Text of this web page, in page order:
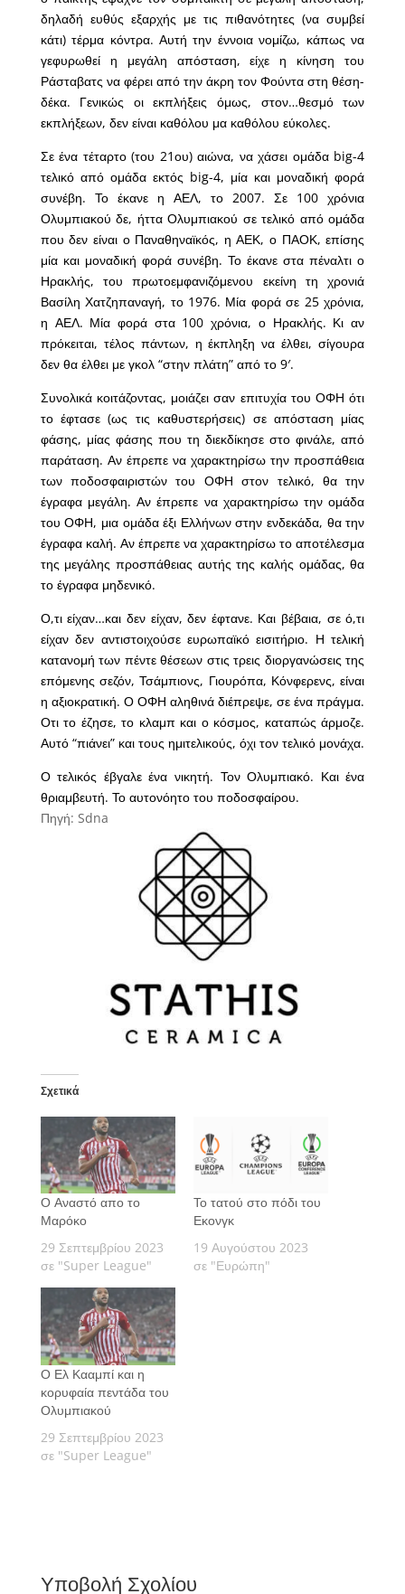
δηλαδή ευθύς εξαρχής με τις πιθανότητες (να συμβεί
κάτι) τέρμα κόντρα. Αυτή την έννοια νομίζω, κάπως να
γεφυρωθεί η μεγάλη απόσταση, είχε η κίνηση του
Ράσταβατς να φέρει από την άκρη τον Φούντα στη θέση-
δέκα. Γενικώς οι εκπλήξεις όμως, στον…θεσμό των
εκπλήξεων, δεν είναι καθόλου μα καθόλου εύκολες.
Σε ένα τέταρτο (του 21ου) αιώνα, να χάσει ομάδα big-4
τελικό από ομάδα εκτός big-4, μία και μοναδική φορά
συνέβη. Το έκανε η ΑΕΛ, το 2007. Σε 100 χρόνια
Ολυμπιακού δε, ήττα Ολυμπιακού σε τελικό από ομάδα
που δεν είναι ο Παναθηναϊκός, η ΑΕΚ, ο ΠΑΟΚ, επίσης
μία και μοναδική φορά συνέβη. Το έκανε στα πέναλτι ο
Ηρακλής, του πρωτοεμφανιζόμενου εκείνη τη χρονιά
Βασίλη Χατζηπαναγή, το 1976. Μία φορά σε 25 χρόνια,
η ΑΕΛ. Μία φορά στα 100 χρόνια, ο Ηρακλής. Κι αν
πρόκειται, τέλος πάντων, η έκπληξη να έλθει, σίγουρα
δεν θα έλθει με γκολ “στην πλάτη” από το 9′.
Συνολικά κοιτάζοντας, μοιάζει σαν επιτυχία του ΟΦΗ ότι
το έφτασε (ως τις καθυστερήσεις) σε απόσταση μίας
φάσης, μίας φάσης που τη διεκδίκησε στο φινάλε, από
παράταση. Αν έπρεπε να χαρακτηρίσω την προσπάθεια
των ποδοσφαιριστών του ΟΦΗ στον τελικό, θα την
έγραφα μεγάλη. Αν έπρεπε να χαρακτηρίσω την ομάδα
του ΟΦΗ, μια ομάδα έξι Ελλήνων στην ενδεκάδα, θα την
έγραφα καλή. Αν έπρεπε να χαρακτηρίσω το αποτέλεσμα
της μεγάλης προσπάθειας αυτής της καλής ομάδας, θα
το έγραφα μηδενικό.
Ο,τι είχαν…και δεν είχαν, δεν έφτανε. Και βέβαια, σε ό,τι
είχαν δεν αντιστοιχούσε ευρωπαϊκό εισιτήριο. Η τελική
κατανομή των πέντε θέσεων στις τρεις διοργανώσεις της
επόμενης σεζόν, Τσάμπιονς, Γιουρόπα, Κόνφερενς, είναι
η αξιοκρατική. Ο ΟΦΗ αληθινά διέπρεψε, σε ένα πράγμα.
Οτι το έζησε, το κλαμπ και ο κόσμος, καταπώς άρμοζε.
Αυτό “πιάνει” και τους ημιτελικούς, όχι τον τελικό μονάχα.
Ο τελικός έβγαλε ένα νικητή. Τον Ολυμπιακό. Και ένα
θριαμβευτή. Το αυτονόητο του ποδοσφαίρου.
Πηγή: Sdna
Σχετικά
Ο Αναστό απο το
Μαρόκο
29 Σεπτεμβρίου 2023
σε "Super League"
Το τατού στο πόδι του
Εκονγκ
19 Αυγούστου 2023
σε "Ευρώπη"
Ο Ελ Κααμπί και η
κορυφαία πεντάδα του
Ολυμπιακού
29 Σεπτεμβρίου 2023
σε "Super League"
Υποβολή Σχολίου